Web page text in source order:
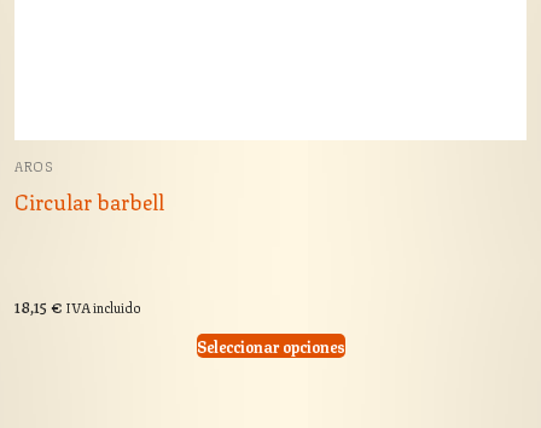
AROS
Circular barbell
18,15€ IVA incluido
Seleccionar opciones